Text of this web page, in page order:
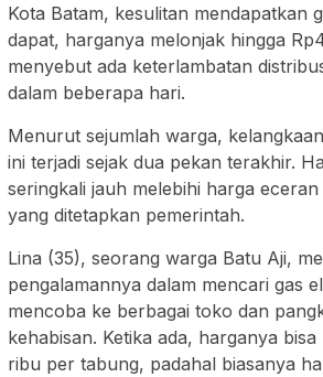
Kota Batam, kesulitan mendapatkan
dapat, harganya melonjak hingga
menyebut ada keterlambatan
dalam beberapa hari.
Menurut sejumlah warga,
ini terjadi sejak dua pekan terakhir.
seringkali jauh melebihi harga
yang ditetapkan pemerintah.
Lina (35), seorang warga Batu Aji,
pengalamannya dalam mencari gas
mencoba ke berbagai toko dan
kehabisan. Ketika ada, harganya
ribu per tabung, padahal biasanya